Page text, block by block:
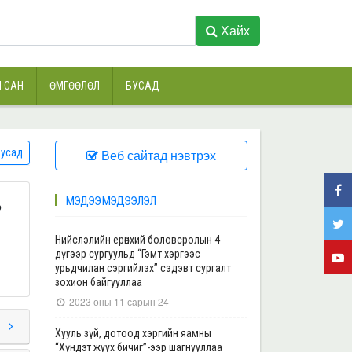
Хайх
САН ӨМГӨӨЛӨЛ БУСАД
Веб сайтад нэвтрэх
МЭДЭЭ МЭДЭЭЛЭЛ
Нийслэлийн ерөнхий боловсролын 4
дүгээр сургуульд “Гэмт хэргээс
урьдчилан сэргийлэх” сэдэвт сургалт
зохион байгууллаа
2023 оны 11 сарын 24
Хууль зүй, дотоод хэргийн яамны
“Хүндэт жуух бичиг”-ээр шагнууллаа